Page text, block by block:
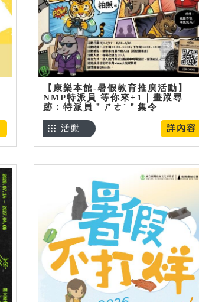
【康樂本館-暑假教育推廣活動】
NMP特派員 等你來+1｜畫蹤尋
跡：特派員＂ㄕㄜˋ＂集令
詳內容
活動